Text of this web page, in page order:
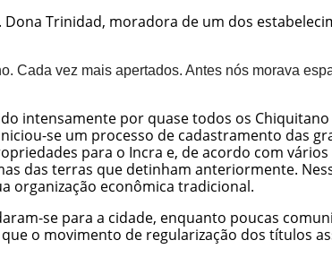
Trinidad, moradora de um dos
Cada vez mais apertados. Antes nós morava
intensamente por quase todos os
se um processo de cadastramento das
para o Incra e, de acordo com
das terras que detinham anteriormente.
organização econômica tradicional.
se para a cidade, enquanto poucas
o movimento de regularização dos títulos